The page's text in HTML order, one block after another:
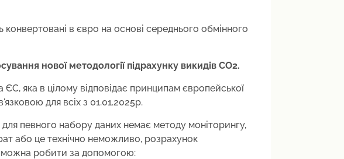
в євро на основі середнього обмінного
нової методології підрахунку викидів СО2.
яка в цілому відповідає принципам європейської
для всіх з 01.01.2025р.
певного набору даних немає методу моніторингу,
або це технічно неможливо, розрахунок
можна робити за допомогою: